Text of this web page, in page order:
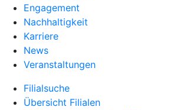
Engagement
Nachhaltigkeit
Karriere
News
Veranstaltungen
Filialsuche
Übersicht Filialen